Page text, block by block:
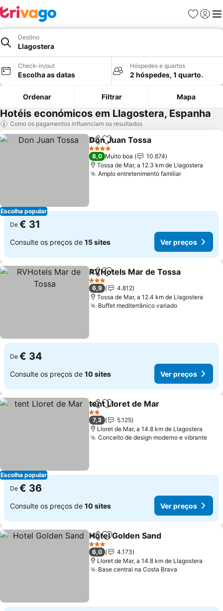
Favoritos
Iniciar
Destino
Llagostera
Check-in/out
Escolha as datas
Hóspedes e quartos
2 hóspedes, 1 quarto.
Ordenar Filtrar Mapa
Hotéis económicos em Llagostera, Espanha
Como os pagamentos influenciam os resultados
Escolha popular
PartilharAdicionar aos favoritos
Don Juan Tossa
4 Estrelas
8,0 Muito boa
10.674
Tossa de Mar, a 12.3 km de Llagostera
Amplo entretenimento familiarVer preços
De € 31
Consulte os preços de 15 sites Ver preços
PartilharAdicionar aos favoritos
RVHotels Mar de Tossa
3 Estrelas
6,9
4.812
Tossa de Mar, a 12.4 km de Llagostera
Buffet mediterrânico variadoVer preços
De € 34
Consulte os preços de 10 sites Ver preços
Escolha popular
PartilharAdicionar aos favoritos
tent Lloret de Mar
2 Estrelas
7,3
5.125
Lloret de Mar, a 14.8 km de Llagostera
Conceito de design moderno e vibranteVer
De € 36
Consulte os preços de 10 sites Ver preços
PartilharAdicionar aos favoritos
Hotel Golden Sand
3 Estrelas
6,0
4.173
Lloret de Mar, a 14.8 km de Llagostera
Base central na Costa Brava